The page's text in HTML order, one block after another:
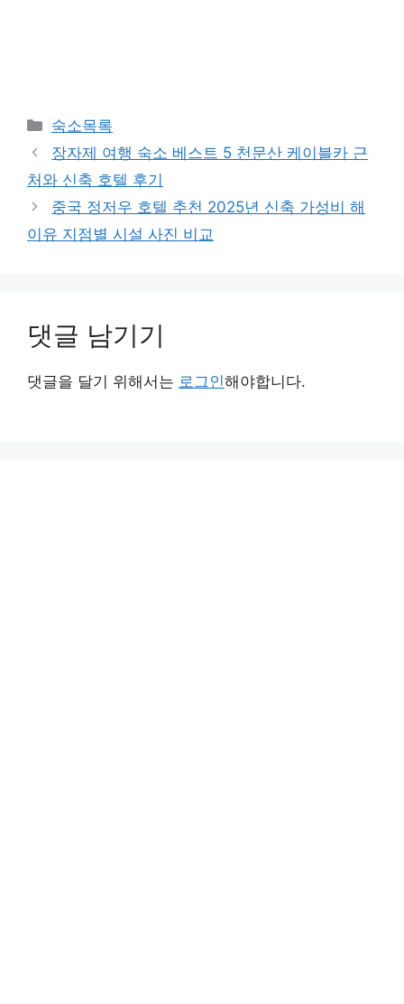
카
테
고
리
숙소목록
장자제 여행 숙소 베스트 5 천문산 케이블카 근
처와 신축 호텔 후기
중국 정저우 호텔 추천 2025년 신축 가성비 해
이유 지점별 시설 사진 비교
댓글 남기기
댓글을 달기 위해서는 로그인해야합니다.